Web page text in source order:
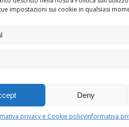
impostazioni sui cookie in qualsiasi
Deny
privacy e Cookie policyInformativa
presente che fu un uomo del
…
37 20129 MILANO - C.F. 97675260158